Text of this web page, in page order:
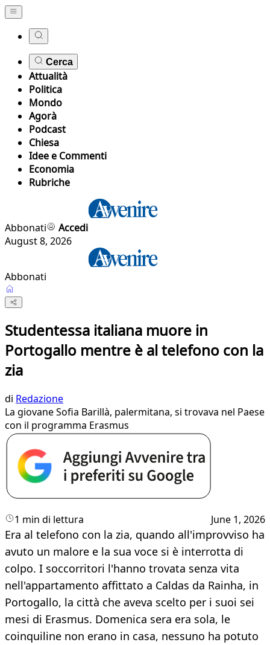
Cerca
Attualità
Politica
Mondo
Agorà
Podcast
Chiesa
Idee e Commenti
Economia
Rubriche
Abbonati
Accedi
August 8, 2026
Abbonati
Studentessa italiana muore in
Portogallo mentre è al telefono con la
zia
di Redazione
La giovane Sofia Barillà, palermitana, si trovava nel Paese
con il programma Erasmus
1 min di lettura June 1, 2026
Era al telefono con la zia, quando all'improvviso ha
avuto un malore e la sua voce si è interrotta di
colpo. I soccorritori l'hanno trovata senza vita
nell'appartamento affittato a Caldas da Rainha, in
Portogallo, la città che aveva scelto per i suoi sei
mesi di Erasmus. Domenica sera era sola, le
coinquiline non erano in casa, nessuno ha potuto